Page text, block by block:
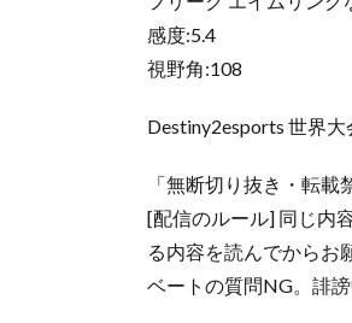
感度:5.4
視野角:108
Destiny2esports 世界
「無断切り抜き・転載
[配信のルール] 同じ内
る内容を読んでからお
ベートの質問NG。誹